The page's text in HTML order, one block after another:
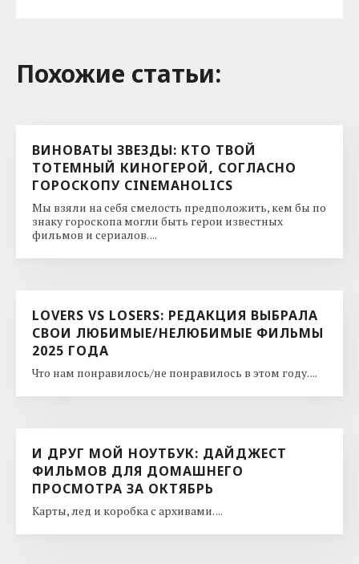
Похожие cтатьи:
ВИНОВАТЫ ЗВЕЗДЫ: КТО ТВОЙ
ТОТЕМНЫЙ КИНОГЕРОЙ, СОГЛАСНО
ГОРОСКОПУ CINEMAHOLICS
Мы взяли на себя смелость предположить, кем бы по
знаку гороскопа могли быть герои известных
фильмов и сериалов. ...
LOVERS VS LOSERS: РЕДАКЦИЯ ВЫБРАЛА
СВОИ ЛЮБИМЫЕ/НЕЛЮБИМЫЕ ФИЛЬМЫ
2025 ГОДА
Что нам понравилось/не понравилось в этом году. ...
И ДРУГ МОЙ НОУТБУК: ДАЙДЖЕСТ
ФИЛЬМОВ ДЛЯ ДОМАШНЕГО
ПРОСМОТРА ЗА ОКТЯБРЬ
Карты, лед и коробка с архивами. ...